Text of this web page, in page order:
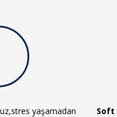
yaşamadan
Soft